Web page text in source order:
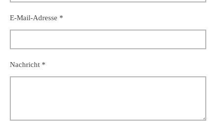
E-Mail-Adresse *
Nachricht *